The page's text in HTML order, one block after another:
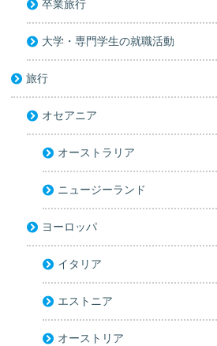
卒業旅行
大学・専門学生の就職活動
旅行
オセアニア
オーストラリア
ニュージーランド
ヨーロッパ
イタリア
エストニア
オーストリア